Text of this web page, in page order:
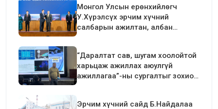
Монгол Улсын ерөнхийлөгч
У.Хүрэлсүх эрчим хүчний
салбарын ажилтан, албан
“Даралтат сав, шугам хоолойтой
харьцаж ажиллах аюулгүй
ажиллагаа”-ны сургалтыг зохион
Эрчим хүчний сайд Б.Найдалаа